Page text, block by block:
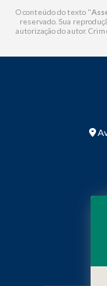
O conteúdo do texto "
reservado. Sua
autorização do autor.